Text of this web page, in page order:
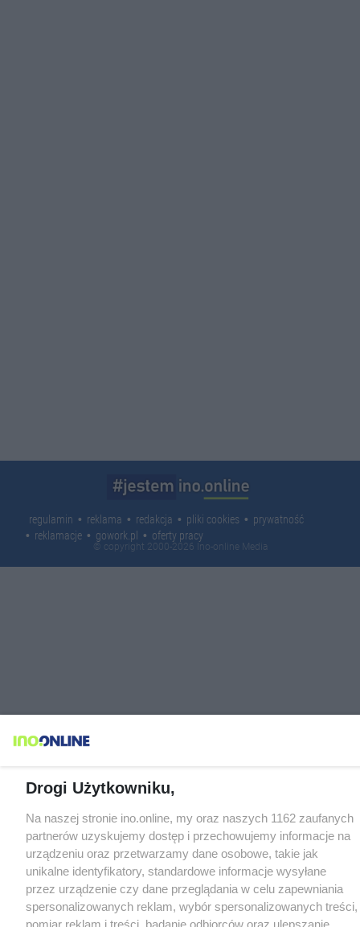
regulamin reklama redakcja pliki cookies
prywatność
reklamacje
gowork.pl oferty pracy
© copyright 2000-2026 Ino-online Media
Drogi Użytkowniku,
Na naszej stronie ino.online, my oraz naszych 1162 zaufanych
partnerów uzyskujemy dostęp i przechowujemy informacje na
urządzeniu oraz przetwarzamy dane osobowe, takie jak
unikalne identyfikatory, standardowe informacje wysyłane
przez urządzenie czy dane przeglądania w celu zapewniania
spersonalizowanych reklam, wybór spersonalizowanych treści,
pomiar reklam i treści, badanie odbiorców oraz ulepszanie